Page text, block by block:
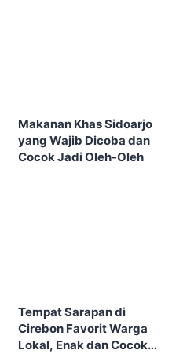
Makanan Khas Sidoarjo
yang Wajib Dicoba dan
Cocok Jadi Oleh-Oleh
Tempat Sarapan di
Cirebon Favorit Warga
Lokal, Enak dan Cocok